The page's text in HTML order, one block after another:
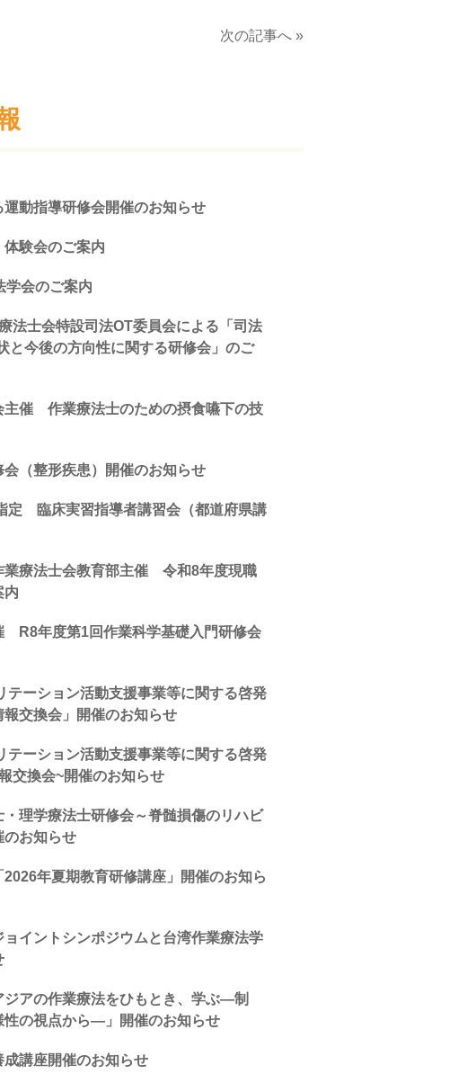
次の記事へ »
動指導研修会開催のお知らせ
体験会のご案内
学会のご案内
法士会特設司法OT委員会による「司法
と今後の方向性に関する研修会」のご
主催 作業療法士のための摂食嚥下の技
（整形疾患）開催のお知らせ
定 臨床実習指導者講習会（都道府県講
業療法士会教育部主催 令和8年度現職
内
R8年度第1回作業科学基礎入門研修会
テーション活動支援事業等に関する啓発
交換会」開催のお知らせ
テーション活動支援事業等に関する啓発
交換会~開催のお知らせ
理学療法士研修会～脊髄損傷のリハビ
のお知らせ
2026年夏期教育研修講座」開催のお知ら
イントシンポジウムと台湾作業療法学
ジアの作業療法をひもとき、学ぶ―制
性の視点から―」開催のお知らせ
講座開催のお知らせ